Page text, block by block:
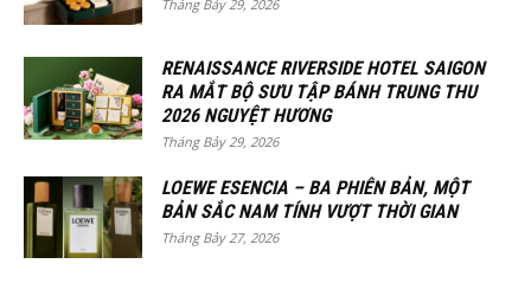
Tháng Bảy 29, 2026
RENAISSANCE RIVERSIDE HOTEL SAIGON
RA MẮT BỘ SƯU TẬP BÁNH TRUNG THU
2026 NGUYỆT HƯƠNG
Tháng Bảy 29, 2026
LOEWE ESENCIA – BA PHIÊN BẢN, MỘT
BẢN SẮC NAM TÍNH VƯỢT THỜI GIAN
Tháng Bảy 27, 2026